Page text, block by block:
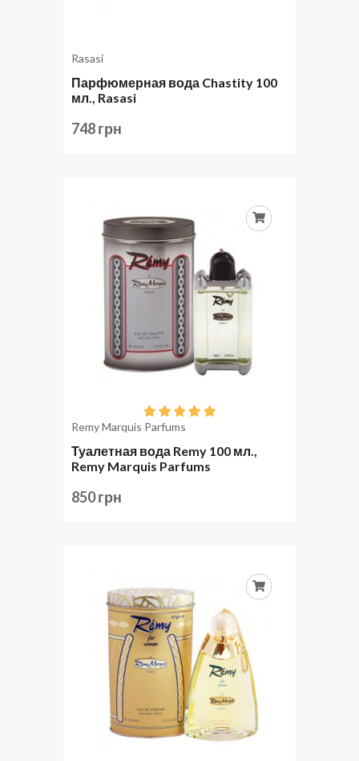
Rasasi
Парфюмерная вода Chastity 100
мл., Rasasi
748 грн
Remy Marquis Parfums
Туалетная вода Remy 100 мл.,
Remy Marquis Parfums
850 грн